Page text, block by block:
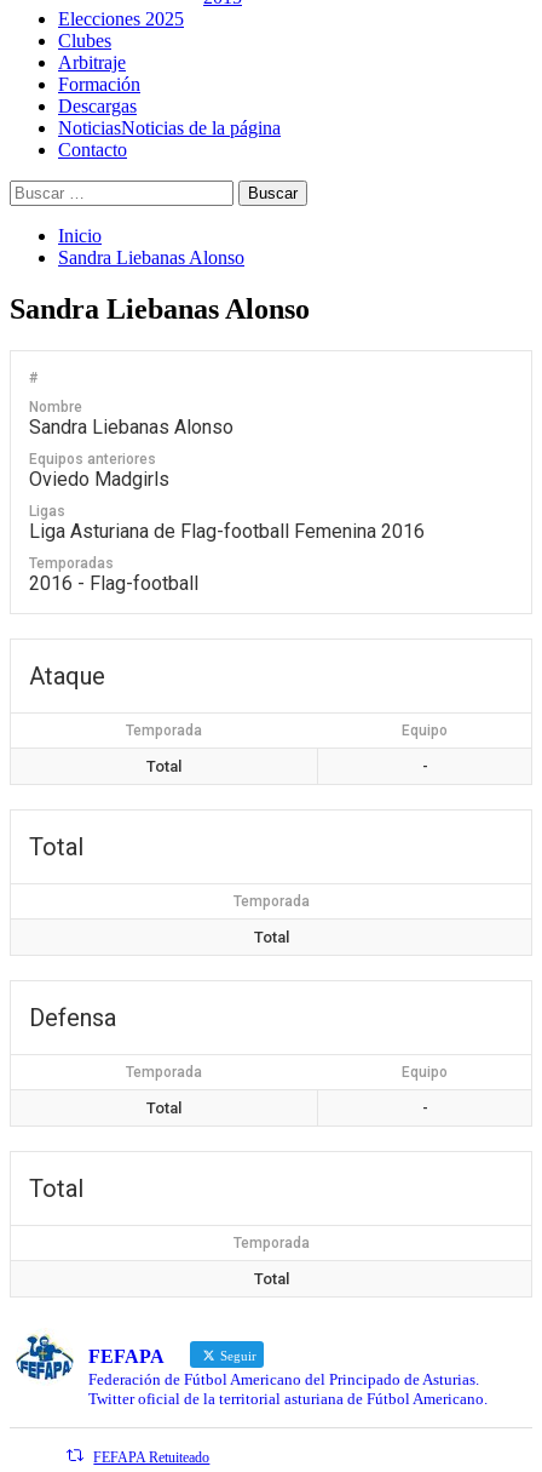
Elecciones 2025
Clubes
Arbitraje
Formación
Descargas
NoticiasNoticias de la página
Contacto
Buscar:
Inicio
Sandra Liebanas Alonso
Sandra Liebanas Alonso
#
Nombre
Sandra Liebanas Alonso
Equipos anteriores
Oviedo Madgirls
Ligas
Liga Asturiana de Flag-football Femenina 2016
Temporadas
2016 - Flag-football
Ataque
Temporada Equipo
Total -
Total
Temporada
Total
Defensa
Temporada Equipo
Total -
Total
Temporada
Total
FEFAPA Seguir
Federación de Fútbol Americano del Principado de Asturias.
Twitter oficial de la territorial asturiana de Fútbol Americano.
FEFAPA Retuiteado